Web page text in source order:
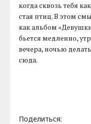
когда сквозь тебя
стая птиц. В этом
как альбом
бьется медленно,
вечера, ночью
сюда.
Поделиться: